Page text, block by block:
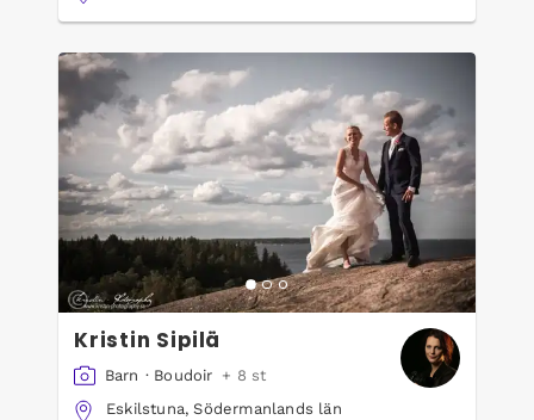
Kristin Sipilä
Barn · Boudoir + 8 st
Eskilstuna, Södermanlands län